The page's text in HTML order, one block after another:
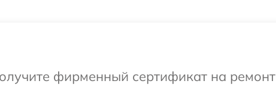
фирменный сертификат на ремонт